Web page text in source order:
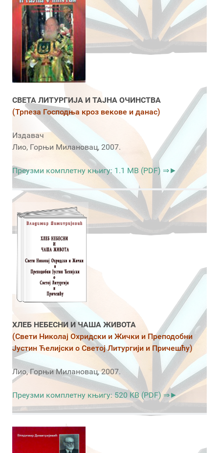
СВЕТА ЛИТУРГИЈА И ТАЈНА ОЧИНСТВА
(Трпеза Господња кроз векове и данас)
Издавач
Лио, Горњи Милановац, 2007.
Преузми комплетну књигу: 1.1 MB (PDF) ⇒►
ХЛЕБ НЕБЕСНИ И ЧАША ЖИВОТА
(Свети Николај Охридски и Жички и Преподобни
Јустин Ћелијски о Светој Литургији и Причешћу)
Лио, Горњи Милановац, 2007.
Преузми комплетну књигу: 520 KB (PDF) ⇒►